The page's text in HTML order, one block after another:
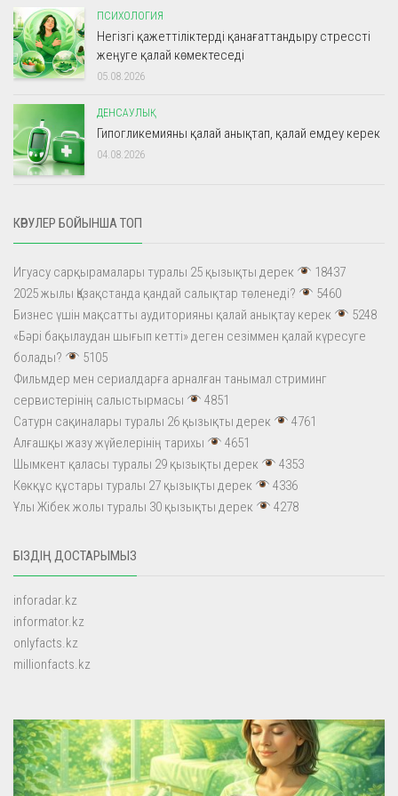
ПСИХОЛОГИЯ
Негізгі қажеттіліктерді қанағаттандыру стрессті
жеңуге қалай көмектеседі
05.08.2026
ДЕНСАУЛЫҚ
Гипогликемияны қалай анықтап, қалай емдеу керек
04.08.2026
КӨРУЛЕР БОЙЫНША ТОП
Игуасу сарқырамалары туралы 25 қызықты дерек
18437
2025 жылы Қазақстанда қандай салықтар төленеді?
5460
Бизнес үшін мақсатты аудиторияны қалай анықтау керек
5248
«Бәрі бақылаудан шығып кетті» деген сезіммен қалай күресуге
болады?
5105
Фильмдер мен сериалдарға арналған танымал стриминг
сервистерінің салыстырмасы
4851
Сатурн сақиналары туралы 26 қызықты дерек
4761
Алғашқы жазу жүйелерінің тарихы
4651
Шымкент қаласы туралы 29 қызықты дерек
4353
Көкқұс құстары туралы 27 қызықты дерек
4336
Ұлы Жібек жолы туралы 30 қызықты дерек
4278
БІЗДІҢ ДОСТАРЫМЫЗ
inforadar.kz
informator.kz
onlyfacts.kz
millionfacts.kz